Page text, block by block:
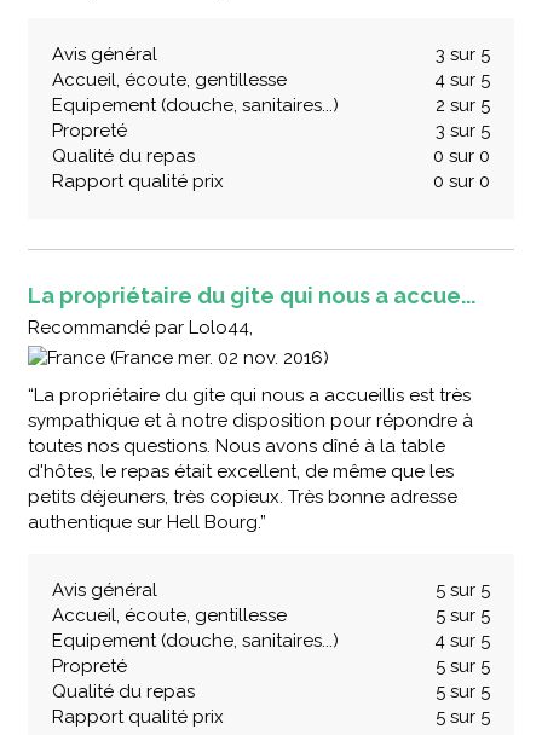
Avis général
3 sur 5
Accueil, écoute, gentillesse
4 sur 5
Equipement (douche, sanitaires...)
2 sur 5
Propreté
3 sur 5
Qualité du repas
0 sur 0
Rapport qualité prix
0 sur 0
La propriétaire du gite qui nous a accue...
Recommandé par Lolo44,
(France mer. 02 nov. 2016)
“La propriétaire du gite qui nous a accueillis est très
sympathique et à notre disposition pour répondre à
toutes nos questions. Nous avons dîné à la table
d'hôtes, le repas était excellent, de même que les
petits déjeuners, très copieux. Très bonne adresse
authentique sur Hell Bourg.”
Avis général
5 sur 5
Accueil, écoute, gentillesse
5 sur 5
Equipement (douche, sanitaires...)
4 sur 5
Propreté
5 sur 5
Qualité du repas
5 sur 5
Rapport qualité prix
5 sur 5